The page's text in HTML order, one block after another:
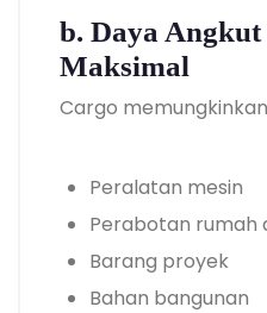
b. Daya
Maksimal
Cargo
Peralatan mesin
Perabotan rumah
Barang proyek
Bahan bangunan